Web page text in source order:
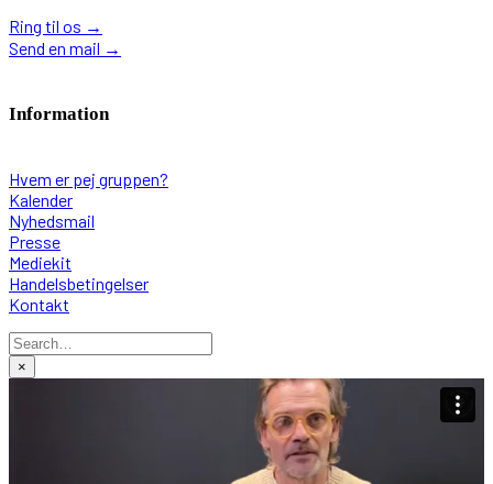
Ring til os →
Send en mail →
Information
Hvem er pej gruppen?
Kalender
Nyhedsmail
Presse
Mediekit
Handelsbetingelser
Kontakt
×